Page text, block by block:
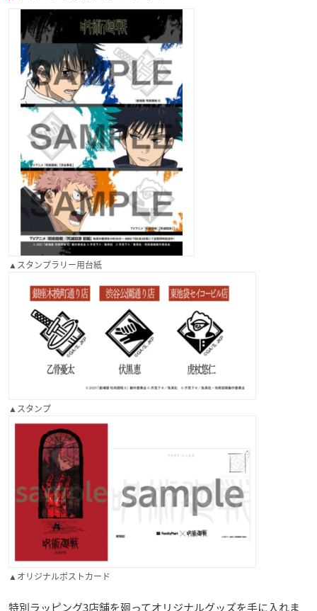
▲スタンプラリー用台紙
▲スタンプ
▲オリジナルポストカード
特別ラッピング3店舗を廻ってオリジナルグッズを手に入れま